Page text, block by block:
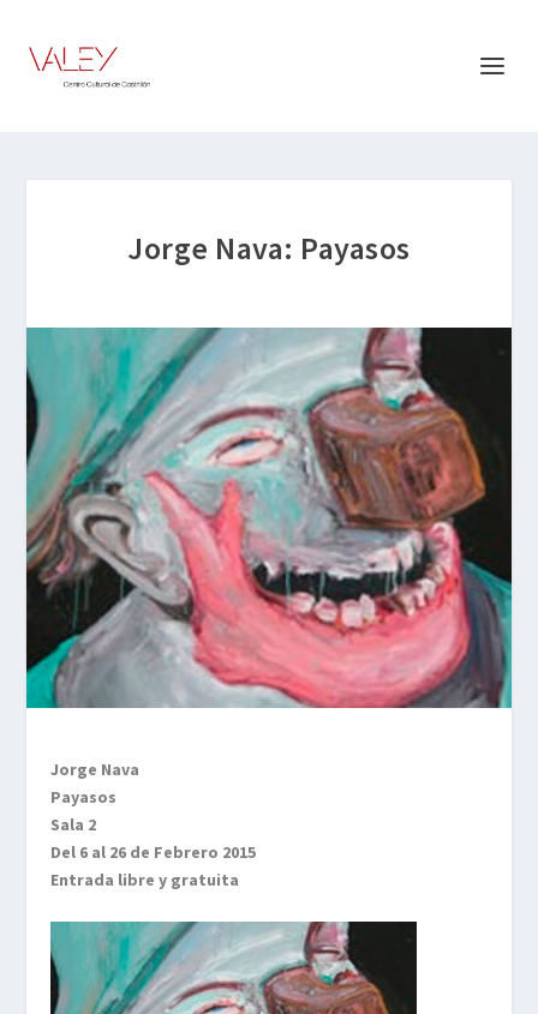
Jorge Nava: Payasos
Jorge Nava
Payasos
Sala 2
Del 6 al 26 de Febrero 2015
Entrada libre y gratuita